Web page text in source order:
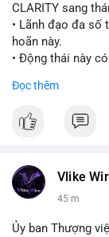
CLARITY sang
• Lãnh đạo đa số
hoãn này.
• Động thái này
📰 Nguồn:
Đọc thêm
Vlike
45 m
Ủy ban Thượng